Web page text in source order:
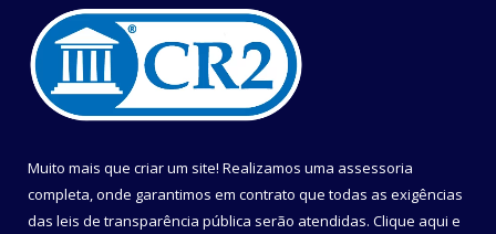
Muito mais que criar um site! Realizamos uma assessoria
completa, onde garantimos em contrato que todas as exigências
das leis de transparência pública serão atendidas. Clique aqui e